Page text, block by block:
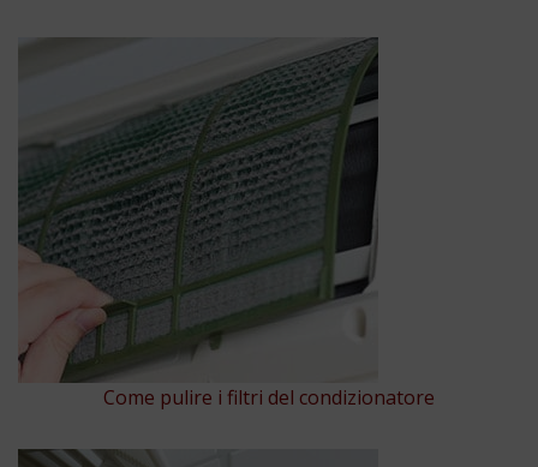
Come pulire i filtri del condizionatore